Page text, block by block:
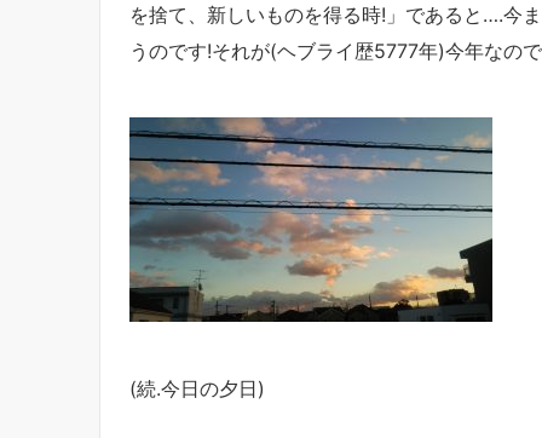
を捨て、新しいものを得る時!」であると….今
うのです!それが(ヘブライ歴5777年)今年なの
(続.今日の夕日)